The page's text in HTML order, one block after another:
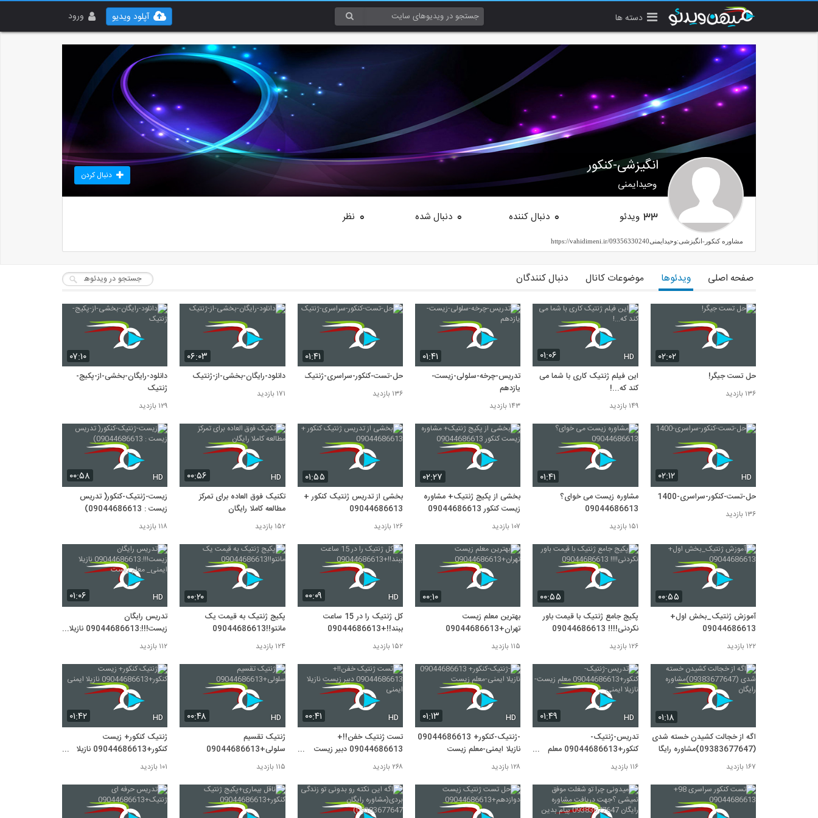
دسته ها ورود آپلود ویدیو
انگیزشی-کنکور
وحیدایمنی
دنبال کردن
33 ویدئو 0 دنبال کننده 0 دنبال شده 0 نظر
مشاوره کنکور-انگیزشی:وحیدایمنیhttps://vahidimeni.ir/09356330240
صفحه اصلی ویدئوها موضوعات کانال دنبال کنندگان
۰۲:۰۲
حل تست جیگر!
۱۳۶ بازدید
۰۱:۰۶ HD
این فیلم ژنتیک کاری با شما می
کند که...!
۱۴۹ بازدید
۰۱:۴۱
تدریس-چرخه-سلولی-زیست-
یازدهم
۱۴۳ بازدید
۰۱:۴۱
حل-تست-کنکور-سراسری-ژنتیک
۱۳۶ بازدید
۰۶:۰۳
دانلود-رایگان-بخشی-از-ژنتیک
۱۷۱ بازدید
۰۷:۱۰
دانلود-رایگان-بخشی-از-پکیج-
ژنتیک
۱۲۹ بازدید
۰۲:۱۲ HD
حل-تست-کنکور-سراسری-1400
۱۳۶ بازدید
۰۱:۴۱
مشاوره زیست می خوای؟
09044686613
۱۵۱ بازدید
۰۲:۲۷
بخشی از پکیج ژنتیک+ مشاوره
زیست کنکور 09044686613
۱۰۷ بازدید
۰۱:۵۵
بخشی از تدریس ژنتیک کنکور +
09044686613
۱۲۶ بازدید
۰۰:۵۶ HD
تکنیک فوق العاده برای تمرکز
مطالعه کاملا رایگان
۱۵۲ بازدید
۰۰:۵۸ HD
زیست-ژنتیک-کنکور( تدریس
زیست : 09044686613)
۱۱۸ بازدید
۰۰:۵۵
آموزش ژنتیک_بخش اول+
09044686613
۱۲۲ بازدید
۰۰:۵۵
پکیج جامع ژنتیک با قیمت باور
نکردنی!!!! 09044686613
۱۲۶ بازدید
۰۰:۱۰
بهترین معلم زیست
تهران+09044686613
۱۱۵ بازدید
۰۰:۰۹ HD
کل ژنتیک را در 15 ساعت
ببند!!+09044686613
۱۵۲ بازدید
۰۰:۲۰
پکیج ژنتیک به قیمت یک
مانتو!!09044686613
۱۲۴ بازدید
۰۱:۰۶ HD
تدریس رایگان
زیست!!!:09044686613 نازیلا
ایمنی_ معلم زیست
۱۱۲ بازدید
۰۱:۱۸
اگه از خجالت کشیدن خسته شدی
(09383677647)مشاوره رایگان
۱۶۷ بازدید
۰۱:۴۹ HD
تدریس-ژنتیک-
کنکور+09044686613 معلم
زیست-نازیلا ایمنی
۱۱۶ بازدید
۰۱:۱۳ HD
-ژنتیک-کنکور+ 09044686613
نازیلا ایمنی-معلم زیست
۱۲۸ بازدید
۰۰:۴۱ HD
تست ژنتیک خفن!!+
09044686613 دبیر زیست
نازیلا ایمنی
۲۶۸ بازدید
۰۰:۴۸ HD
ژنتیک تقسیم
سلولی+09044686613
۱۱۵ بازدید
۰۱:۴۲ HD
ژنتیک کنکور+ زیست
کنکور+09044686613 نازیلا
ایمنی
۱۰۱ بازدید